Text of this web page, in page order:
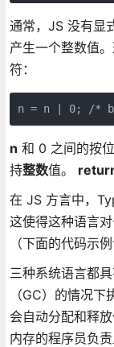
通常，JS 没有显
产生一个整数值
符：
n = n | 0; /*
n 和 0 之间的按
持整数值。
在 JS 方言中，
这使得这种语言
（下面的代码示
三种系统语言都
（GC）的情况
会自动分配和释
内存的程序员负